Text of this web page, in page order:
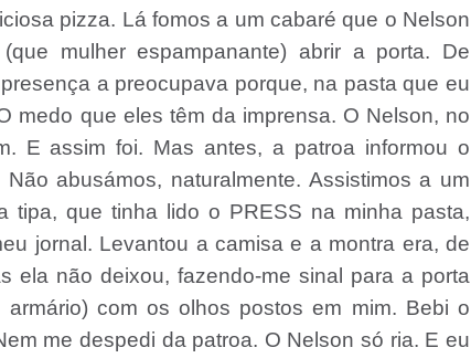
pizza. Lá fomos a um cabaré que o Nelson
mulher espampanante) abrir a porta. De
a preocupava porque, na pasta que eu
medo que eles têm da imprensa. O Nelson, no
E assim foi. Mas antes, a patroa informou o
abusámos, naturalmente. Assistimos a um
tipa, que tinha lido o PRESS na minha pasta,
jornal. Levantou a camisa e a montra era, de
ela não deixou, fazendo-me sinal para a porta
com os olhos postos em mim. Bebi o
me despedi da patroa. O Nelson só ria. E eu